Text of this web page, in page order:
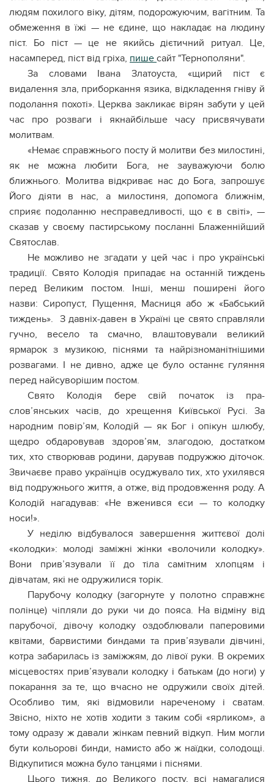
людям похилого віку, дітям, подорожуючим, вагітним. Та
обмеження в їжі — не єдине, що накладає на людину
піст. Бо піст — це не якийсь дієтичний ритуал. Це,
насамперед, піст від гріха, пише сайт "Тернополяни".
За словами Івана Златоуста, «щирий піст є
видалення зла, приборкання язика, відкладення гніву й
подолання похоті». Церква закликає вірян забути у цей
час про розваги і якнайбільше часу присвячувати
молитвам.
«Немає справжнього посту й молитви без милостині,
як не можна любити Бога, не зауважуючи болю
ближнього. Молитва відкриває нас до Бога, запрошує
Його діяти в нас, а милостиня, допомога ближнім,
сприяє подоланню несправедливості, що є в світі», —
сказав у своєму пастирському посланні Блаженнійший
Святослав.
Не можливо не згадати у цей час і про українські
традиції. Свято Колодія припадає на останній тиждень
перед Великим постом. Інші, менш поширені його
назви: Сиропуст, Пущення, Масниця або ж «Бабський
тиждень». З давніх-давен в Україні це свято справляли
гучно, весело та смачно, влаштовували великий
ярмарок з музикою, піснями та найрізноманітнішими
розвагами. І не дивно, адже це було останнє гуляння
перед найсуворішим постом.
Свято Колодія бере свій початок із пра-
слов’янських часів, до хрещення Київської Русі. За
народним повір’ям, Колодій — як Бог і опікун шлюбу,
щедро обдаровував здоров’ям, злагодою, достатком
тих, хто створював родини, дарував подружжю діточок.
Звичаєве право українців осуджувало тих, хто ухилявся
від подружнього життя, а отже, від продовження роду. А
Колодій нагадував: «Не вженився єси — то колодку
носи!».
У неділю відбувалося завершення життєвої долі
«колодки»: молоді заміжні жінки «волочили колодку».
Вони прив’язували її до тіла самітним хлопцям і
дівчатам, які не одружилися торік.
Парубочу колодку (загорнуте у полотно справжнє
полінце) чіпляли до руки чи до пояса. На відміну від
парубочої, дівочу колодку оздоблювали паперовими
квітами, барвистими биндами та прив’язували дівчині,
котра забарилась із заміжжям, до лівої руки. В окремих
місцевостях прив’язували колодку і батькам (до ноги) у
покарання за те, що вчасно не одружили своїх дітей.
Особливо тим, які відмовили нареченому і сватам.
Звісно, ніхто не хотів ходити з таким собі «ярликом», а
тому одразу ж давали жінкам певний відкуп. Ним могли
бути кольорові бинди, намисто або ж наїдки, солодощі.
Відкупитися можна було танцями і піснями.
Цього тижня, до Великого посту, всі намагалися